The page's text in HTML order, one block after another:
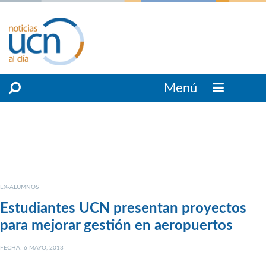
Menú
EX-ALUMNOS
Estudiantes UCN presentan proyectos
para mejorar gestión en aeropuertos
FECHA: 6 MAYO, 2013